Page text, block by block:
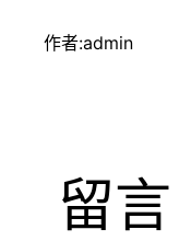
作者:admin
留言